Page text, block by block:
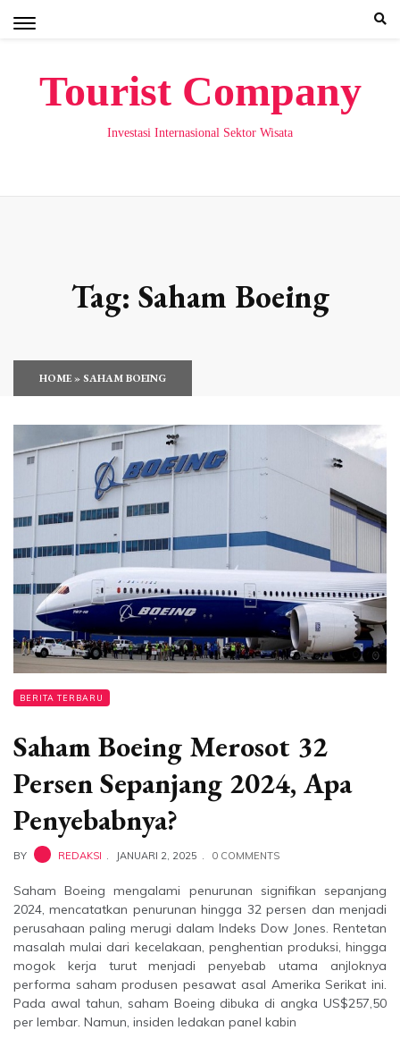
Tourist Company
Investasi Internasional Sektor Wisata
Tag: Saham Boeing
HOME»SAHAM BOEING
BERITA TERBARU
Saham Boeing Merosot 32
Persen Sepanjang 2024, Apa
Penyebabnya?
BY REDAKSI JANUARI 2, 2025 0 COMMENTS
Saham Boeing mengalami penurunan signifikan sepanjang
2024, mencatatkan penurunan hingga 32 persen dan menjadi
perusahaan paling merugi dalam Indeks Dow Jones. Rentetan
masalah mulai dari kecelakaan, penghentian produksi, hingga
mogok kerja turut menjadi penyebab utama anjloknya
performa saham produsen pesawat asal Amerika Serikat ini.
Pada awal tahun, saham Boeing dibuka di angka US$257,50
per lembar. Namun, insiden ledakan panel kabin